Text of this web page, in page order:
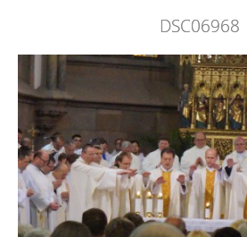
DSC06968